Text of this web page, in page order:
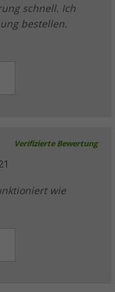
schnell. Ich
bestellen.
Verifizierte Bewertung
wie